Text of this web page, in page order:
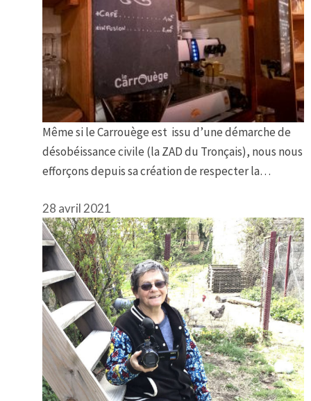
Même si le Carrouège est issu d’une démarche de
désobéissance civile (la ZAD du Tronçais), nous nous
efforçons depuis sa création de respecter la…
28 avril 2021